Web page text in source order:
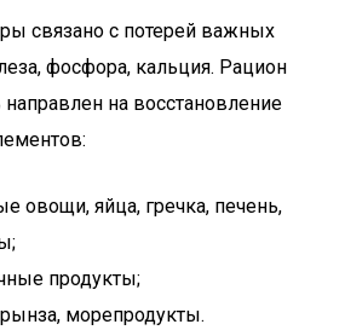
связано с потерей важных
фосфора, кальция. Рацион
на восстановление
овощи, яйца, гречка, печень,
продукты;
морепродукты.